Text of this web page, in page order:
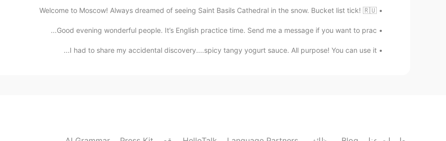
Welcome to Moscow! Always dreamed of seeing Saint Basils Cathedral in the snow. Bucket list tick! 🇷🇺
Good evening wonderful people. It’s English practice time. Send me a message if you want to prac...
I had to share my accidental discovery....spicy tangy yogurt sauce. All purpose! You can use it...